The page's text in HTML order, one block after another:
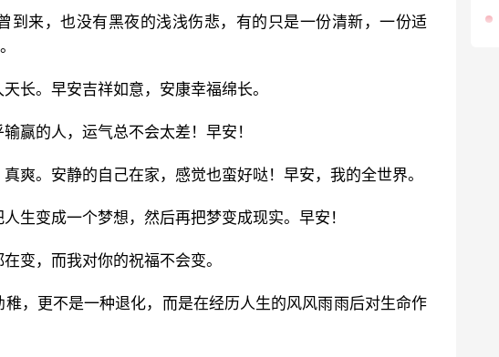
到来，也没有黑夜的浅浅伤悲，有的只是一份清新，一份适
长。早安吉祥如意，安康幸福绵长。
赢的人，运气总不会太差！早安！
爽。安静的自己在家，感觉也蛮好哒！早安，我的全世界。
生变成一个梦想，然后再把梦变成现实。早安！
变，而我对你的祝福不会变。
稚，更不是一种退化，而是在经历人生的风风雨雨后对生命作